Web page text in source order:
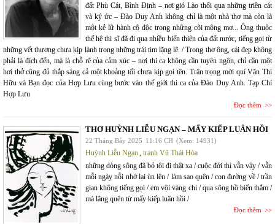
đất Phù Cát, Bình Định – nơi gió Lào thổi qua những triền cát
và ký ức – Đào Duy Anh không chỉ là một nhà thơ mà còn là
một kẻ lữ hành cô độc trong những cõi mộng mơ... Ông thuộc
thế hệ thi sĩ đã đi qua nhiều biến thiên của đất nước, tiếng gọi từ
những vết thương chưa kịp lành trong những trái tim lặng lẽ. / Trong thơ ông, cái đẹp không
phải là đích đến, mà là chỗ rẽ của cảm xúc – nơi thi ca không cần tuyên ngôn, chỉ cần một
hơi thở cũng đủ thắp sáng cả một khoảng tối chưa kịp gọi tên. Trân trọng mời quí Văn Thi
Hữu và Bạn đọc của Hợp Lưu cùng bước vào thế giới thi ca của Đào Duy Anh. Tạp Chí
Hợp Lưu
Đọc thêm
THƠ HUỲNH LIỄU NGẠN – MẤY KIẾP LUÂN HỒI
22 Tháng Bảy 2025 11:16 CH (Xem: 14931)
Huỳnh Liễu Ngạn, tranh Vũ Thái Hòa
những dòng sông đã bỏ tôi đi thật xa / cuộc đời thì vẫn vậy / vẫn
mỗi ngày nỗi nhớ lại ùn lên / làm sao quên / con đường về / trần
gian không tiếng gọi / em vội vàng chi / qua sông hồ biển thẳm /
mà lãng quên từ mấy kiếp luân hồi /
Đọc thêm